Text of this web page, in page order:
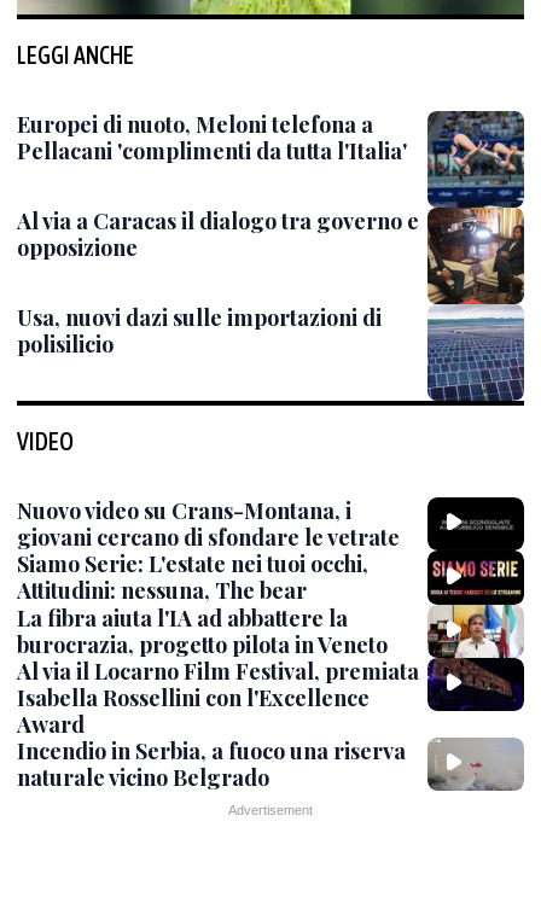
LEGGI ANCHE
Europei di nuoto, Meloni telefona a
Pellacani 'complimenti da tutta l'Italia'
Al via a Caracas il dialogo tra governo e
opposizione
Usa, nuovi dazi sulle importazioni di
polisilicio
VIDEO
Nuovo video su Crans-Montana, i
giovani cercano di sfondare le vetrate
Siamo Serie: L'estate nei tuoi occhi,
Attitudini: nessuna, The bear
La fibra aiuta l'IA ad abbattere la
burocrazia, progetto pilota in Veneto
Al via il Locarno Film Festival, premiata
Isabella Rossellini con l'Excellence
Award
Incendio in Serbia, a fuoco una riserva
naturale vicino Belgrado